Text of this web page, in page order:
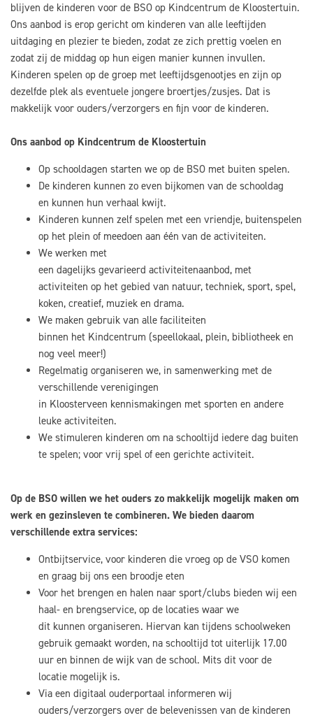
blijven de kinderen voor de BSO op Kindcentrum de Kloostertuin.
Ons aanbod is erop gericht om kinderen van alle leeftijden
uitdaging en plezier te bieden, zodat ze zich prettig voelen en
zodat zij de middag op hun eigen manier kunnen invullen.
Kinderen spelen op de groep met leeftijdsgenootjes en zijn op
dezelfde plek als eventuele jongere broertjes/zusjes. Dat is
makkelijk voor ouders/verzorgers en fijn voor de kinderen.
Ons aanbod op Kindcentrum de Kloostertuin
Op schooldagen starten we op de BSO met buiten spelen.
De kinderen kunnen zo even bijkomen van de schooldag
en kunnen hun verhaal kwijt.
Kinderen kunnen zelf spelen met een vriendje, buitenspelen
op het plein of meedoen aan één van de activiteiten.
We werken met
een dagelijks gevarieerd activiteitenaanbod, met
activiteiten op het gebied van natuur, techniek, sport, spel,
koken, creatief, muziek en drama.
We maken gebruik van alle faciliteiten
binnen het Kindcentrum (speellokaal, plein, bibliotheek en
nog veel meer!)
Regelmatig organiseren we, in samenwerking met de
verschillende verenigingen
in Kloosterveen kennismakingen met sporten en andere
leuke activiteiten.
We stimuleren kinderen om na schooltijd iedere dag buiten
te spelen; voor vrij spel of een gerichte activiteit.
Op de BSO willen we het ouders zo makkelijk mogelijk maken om
werk en gezinsleven te combineren. We bieden daarom
verschillende extra services:
Ontbijtservice, voor kinderen die vroeg op de VSO komen
en graag bij ons een broodje eten
Voor het brengen en halen naar sport/clubs bieden wij een
haal- en brengservice, op de locaties waar we
dit kunnen organiseren. Hiervan kan tijdens schoolweken
gebruik gemaakt worden, na schooltijd tot uiterlijk 17.00
uur en binnen de wijk van de school. Mits dit voor de
locatie mogelijk is.
Via een digitaal ouderportaal informeren wij
ouders/verzorgers over de belevenissen van de kinderen